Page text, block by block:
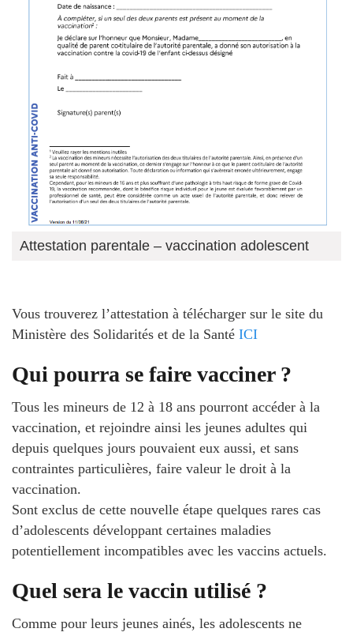
Attestation parentale – vaccination adolescent
Vous trouverez l’attestation à télécharger sur le site du
Ministère des Solidarités et de la Santé ICI
Qui pourra se faire vacciner ?
Tous les mineurs de 12 à 18 ans pourront accéder à la
vaccination, et rejoindre ainsi les jeunes adultes qui
depuis quelques jours pouvaient eux aussi, et sans
contraintes particulières, faire valeur le droit à la
vaccination.
Sont exclus de cette nouvelle étape quelques rares cas
d’adolescents développant certaines maladies
potentiellement incompatibles avec les vaccins actuels.
Quel sera le vaccin utilisé ?
Comme pour leurs jeunes ainés, les adolescents ne